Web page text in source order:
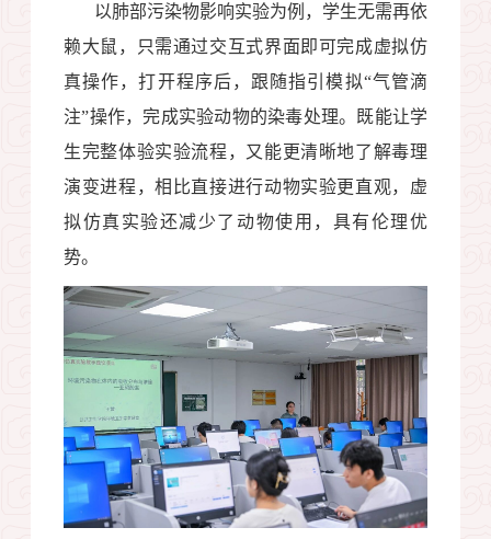
以肺部污染物影响实验为例，学生无需再依
赖大鼠，只需通过交互式界面即可完成虚拟仿
真操作，打开程序后，跟随指引模拟“气管滴
注”操作，完成实验动物的染毒处理。既能让学
生完整体验实验流程，又能更清晰地了解毒理
演变进程，相比直接进行动物实验更直观，虚
拟仿真实验还减少了动物使用，具有伦理优
势。